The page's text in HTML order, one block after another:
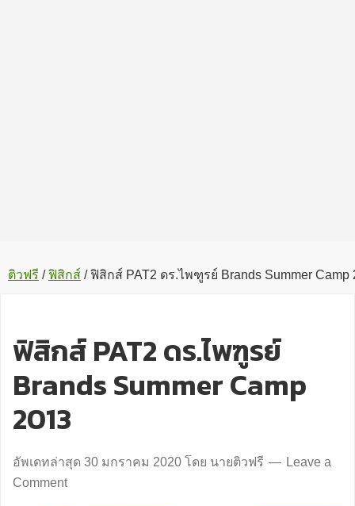
ติวฟรี / ฟิสิกส์ /ฟิสิกส์ PAT2 ดร.ไพฑูรย์ Brands Summer Camp
ฟิสิกส์ PAT2 ดร.ไพฑูรย์
Brands Summer Camp
2013
อัพเดทล่าสุด 30 มกราคม 2020 โดย นายติวฟรี
Leave a
Comment